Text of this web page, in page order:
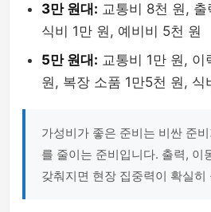
3만 원대: 교통비 8천 원, 출
식비 1만 원, 예비비 5천 원
5만 원대: 교통비 1만 원, 이
원, 복장 소품 1만5천 원, 식
가성비가 좋은 준비는 비싼 준
를 줄이는 준비입니다. 출력, 이
갖춰지면 현장 집중력이 확실히